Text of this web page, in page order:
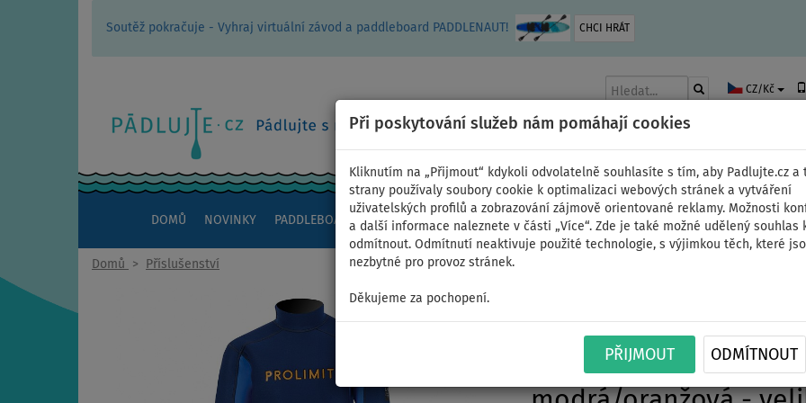
Soutěž pokračuje - Vyhraj virtuální závod a paddleboard PADDLENAUT! CHCI HRÁT
Při poskytování služeb nám pomáhají cookies
Kliknutím na „Přijmout“ kdykoli odvolatelně souhlasíte s tím, aby Padlujte.cz a
strany používaly soubory cookie k optimalizaci webových stránek a vytváření
uživatelských profilů a zobrazování zájmově orientované reklamy. Možnosti
a další informace naleznete v části „Více“. Zde je také možné udělený souhlas
odmítnout. Odmítnutí neaktivuje použité technologie, s výjimkou těch, které
nezbytné pro provoz stránek.
Děkujeme za pochopení.
PŘIJMOUT ODMÍTNOUT
CZ/Kč
DOMŮ NOVINKY PADDLEBOARDY KAJAKY ČLUNY A MOTORY PÁDLA PLACHTY OBLEČENÍ
Domů > Příslušenství
Neopren dětský
krátkými rukávy a